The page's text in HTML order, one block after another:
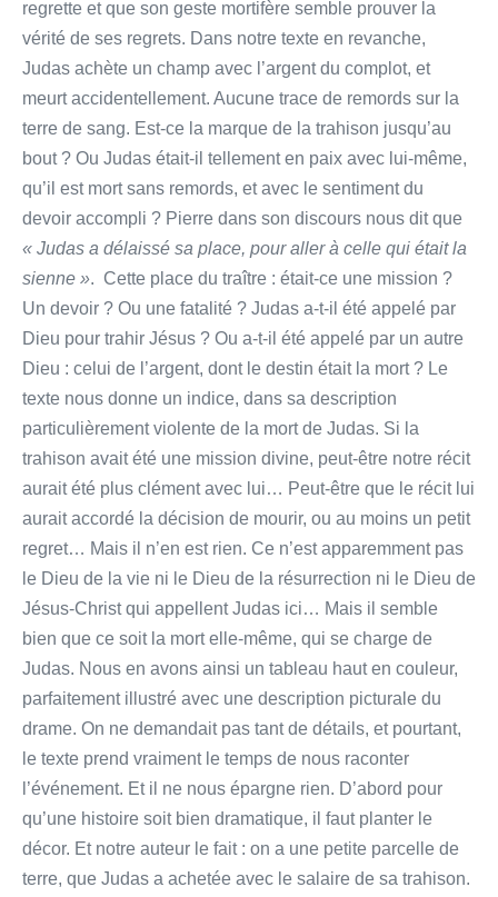
regrette et que son geste mortifère semble prouver la
vérité de ses regrets. Dans notre texte en revanche,
Judas achète un champ avec l’argent du complot, et
meurt accidentellement. Aucune trace de remords sur la
terre de sang. Est-ce la marque de la trahison jusqu’au
bout ? Ou Judas était-il tellement en paix avec lui-même,
qu’il est mort sans remords, et avec le sentiment du
devoir accompli ? Pierre dans son discours nous dit que
« Judas a délaissé sa place, pour aller à celle qui était la
sienne ». Cette place du traître : était-ce une mission ?
Un devoir ? Ou une fatalité ? Judas a-t-il été appelé par
Dieu pour trahir Jésus ? Ou a-t-il été appelé par un autre
Dieu : celui de l’argent, dont le destin était la mort ? Le
texte nous donne un indice, dans sa description
particulièrement violente de la mort de Judas. Si la
trahison avait été une mission divine, peut-être notre récit
aurait été plus clément avec lui… Peut-être que le récit lui
aurait accordé la décision de mourir, ou au moins un petit
regret… Mais il n’en est rien. Ce n’est apparemment pas
le Dieu de la vie ni le Dieu de la résurrection ni le Dieu de
Jésus-Christ qui appellent Judas ici… Mais il semble
bien que ce soit la mort elle-même, qui se charge de
Judas. Nous en avons ainsi un tableau haut en couleur,
parfaitement illustré avec une description picturale du
drame. On ne demandait pas tant de détails, et pourtant,
le texte prend vraiment le temps de nous raconter
l’événement. Et il ne nous épargne rien. D’abord pour
qu’une histoire soit bien dramatique, il faut planter le
décor. Et notre auteur le fait : on a une petite parcelle de
terre, que Judas a achetée avec le salaire de sa trahison.